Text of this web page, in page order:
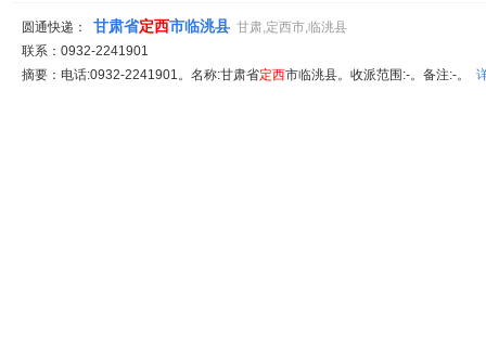
圆通快递： 甘肃省定西市临洮县 甘肃,定西市,临洮县
联系：0932-2241901
摘要：电话:0932-2241901。名称:甘肃省定西市临洮县。收派范围:-。备注:-。